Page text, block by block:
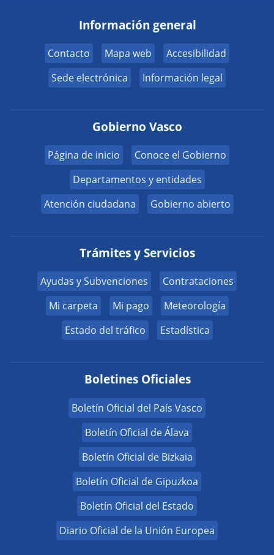
Información general
Contacto Mapa web
Accesibilidad
Sede electrónica
Información legal
Gobierno Vasco
Página de inicio
Conoce el Gobierno
Departamentos y entidades
Atención ciudadana
Gobierno abierto
Trámites y Servicios
Ayudas y Subvenciones
Contrataciones
Mi carpeta
Mi pago
Meteorología
Estado del tráfico
Estadística
Boletines Oficiales
Boletín Oficial del País Vasco
Boletín Oficial de Álava
Boletín Oficial de Bizkaia
Boletín Oficial de Gipuzkoa
Boletín Oficial del Estado
Diario Oficial de la Unión Europea